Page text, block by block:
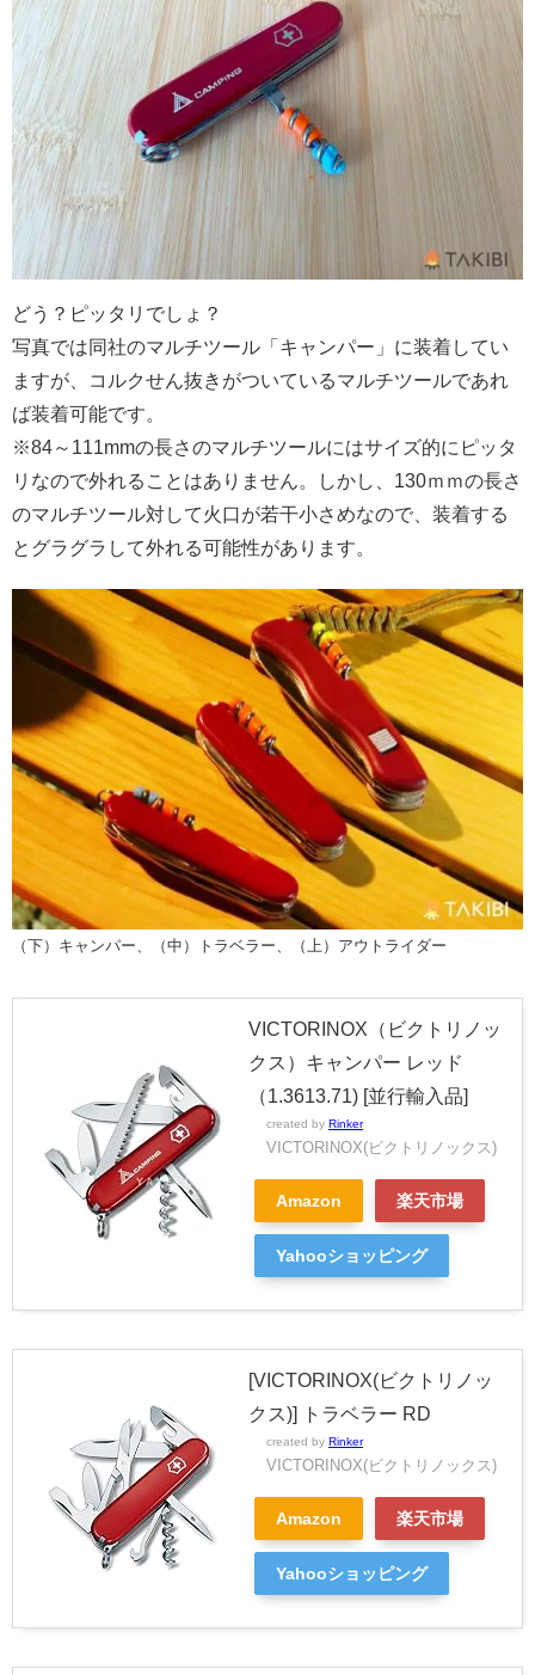
どう？ピッタリでしょ？
写真では同社のマルチツール「キャンパー」に装着してい
ますが、コルクせん抜きがついているマルチツールであれ
ば装着可能です。
※84～111mmの長さのマルチツールにはサイズ的にピッタ
リなので外れることはありません。しかし、130ｍｍの長さ
のマルチツール対して火口が若干小さめなので、装着する
とグラグラして外れる可能性があります。
（下）キャンパー、（中）トラベラー、（上）アウトライダー
VICTORINOX（ビクトリノッ
クス）キャンパー レッド
（1.3613.71) [並行輸入品]
created by Rinker
VICTORINOX(ビクトリノックス)
Amazon 楽天市場
Yahooショッピング
[VICTORINOX(ビクトリノッ
クス)] トラベラー RD
created by Rinker
VICTORINOX(ビクトリノックス)
Amazon 楽天市場
Yahooショッピング